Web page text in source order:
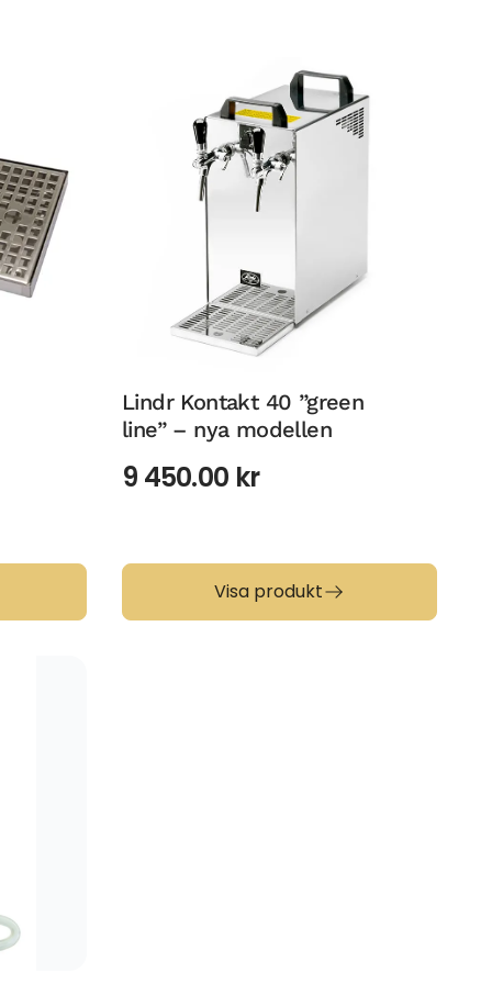
Lindr Kontakt 40 ”green
line” – nya modellen
9 450.00 kr
Visa produkt